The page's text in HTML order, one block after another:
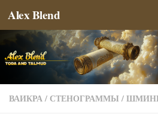
Перейти к содержимому
Alex Blend
ВАИКРА/СТЕНОГРАММЫ/